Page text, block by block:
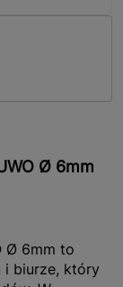
Ø 6mm
Ø 6mm to
i biurze, który